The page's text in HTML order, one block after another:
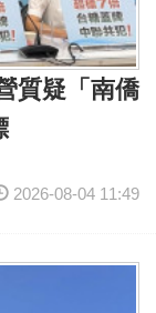
質疑「南僑
2026-08-04 11:49